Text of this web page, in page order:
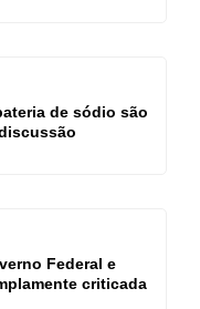
de sódio são
Federal e
criticada